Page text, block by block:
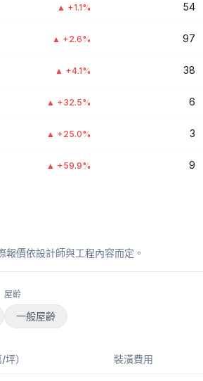
▲ +1.1% 54
▲ +2.6% 97
▲ +4.1% 38
▲ +32.5% 6
▲ +25.0% 3
▲ +59.9% 9
價依設計師與工程內容而定。
屋齡
一般屋齡
） 裝潢費用